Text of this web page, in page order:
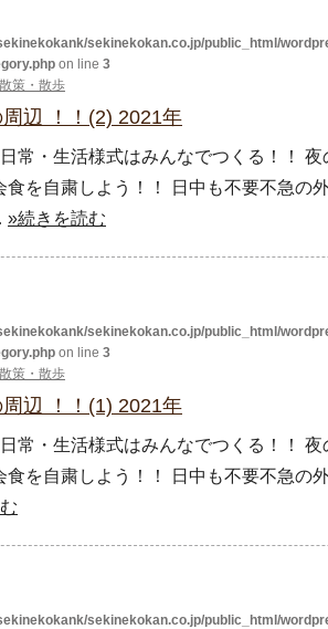
sekinekokan.co.jp/public_html/
on line 3
散策・散歩
辺 ！！(2) 2021年
常・生活様式はみんなでつくる！！
を自粛しよう！！ 日中も不要不急の
»続きを読む
sekinekokan.co.jp/public_html/
on line 3
散策・散歩
辺 ！！(1) 2021年
常・生活様式はみんなでつくる！！
を自粛しよう！！ 日中も不要不急の
sekinekokan.co.jp/public_html/